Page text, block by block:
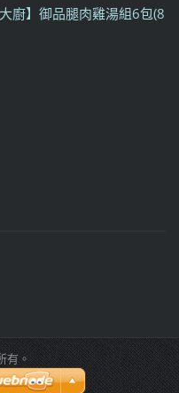
廚】御品腿肉雞湯組6包(8
有。